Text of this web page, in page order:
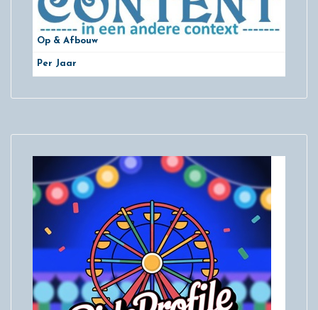
Op & Afbouw
Per Jaar